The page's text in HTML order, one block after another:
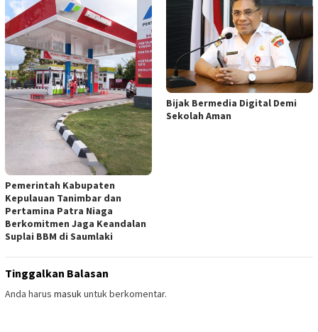
Pemerintah Kabupaten
Kepulauan Tanimbar dan
Pertamina Patra Niaga
Berkomitmen Jaga Keandalan
Suplai BBM di Saumlaki
Bijak Bermedia Digital Demi
Sekolah Aman
Tinggalkan Balasan
Anda harus masuk untuk berkomentar.